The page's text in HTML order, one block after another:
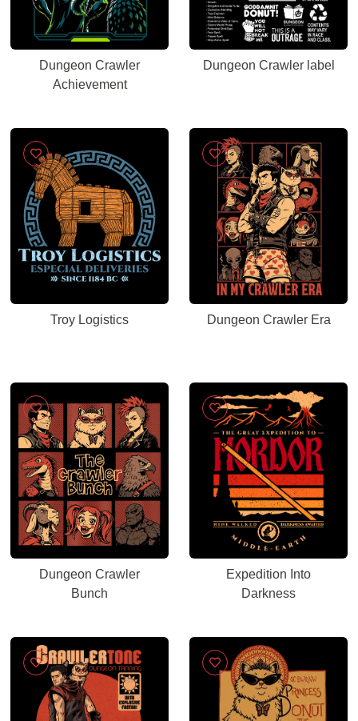
Dungeon Crawler
Achievement
Dungeon Crawler label
Troy Logistics Dungeon Crawler Era
Dungeon Crawler
Bunch
Expedition Into
Darkness